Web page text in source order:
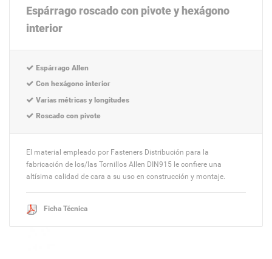
Espárrago roscado con pivote y hexágono
interior
Espárrago Allen
Con hexágono interior
Varias métricas y longitudes
Roscado con pivote
El material empleado por Fasteners Distribución para la
fabricación de los/las Tornillos Allen DIN915 le confiere una
altísima calidad de cara a su uso en construcción y montaje.
Ficha Técnica